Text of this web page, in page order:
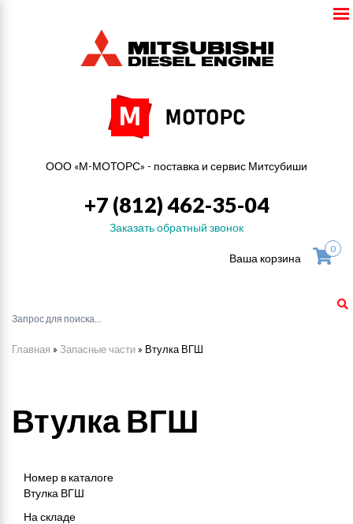
ООО «М-МОТОРС» - поставка и сервис Митсубиши
+7 (812) 462-35-04
Заказать обратный звонок
Ваша корзина
0
Главная » Запасные части » Втулка ВГШ
Втулка ВГШ
Номер в каталоге
Втулка ВГШ
На складе